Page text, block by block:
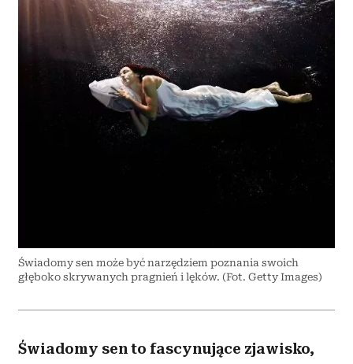
Świadomy sen może być narzędziem poznania swoich
głęboko skrywanych pragnień i lęków. (Fot. Getty Images)
Świadomy sen to fascynujące zjawisko,